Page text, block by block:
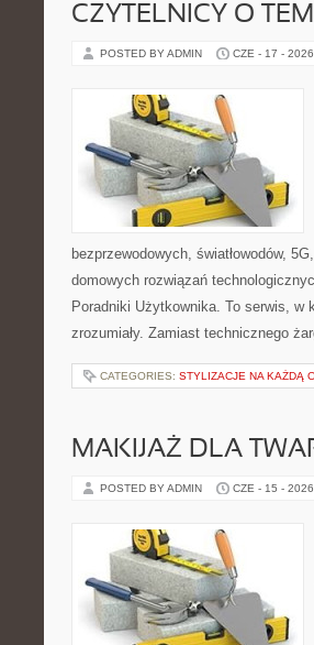
CZYTELNICY O
POSTED BY ADMIN CZE - 17 - 2026
bezprzewodowych, światłowodów,
domowych rozwiązań
Poradniki Użytkownika. To serwis, w
zrozumiały. Zamiast technicznego
CATEGORIES: STYLIZACJE NA KAŻDĄ
MAKIJAŻ DLA
POSTED BY ADMIN CZE - 15 - 2026